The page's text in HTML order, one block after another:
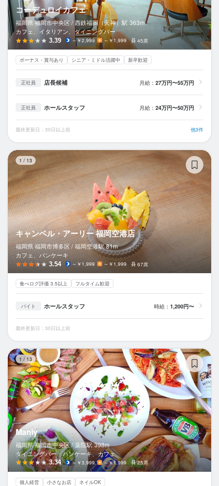
コーデュロイカフェ
福岡県 福岡市中央区 / 西鉄福岡（天神） 駅 363m
カフェ、イタリアン、ダイニングバー
3.39 ～￥2,999 ～￥1,999 45席
ボーナス・賞与あり シニア・ミドル活躍中 新卒歓迎
正社員 店長候補 月給： 27万円〜55万円
正社員 ホールスタッフ 月給： 24万円〜50万円
最終更新日：30日以上前 他3件
1 / 13
キャンベル・アーリー 福岡空港店
福岡県 福岡市博多区 / 福岡空港駅 81m
カフェ、パンケーキ
3.54 ～￥1,999 ～￥1,999 67席
食べログ評価 3.5以上 フルタイム歓迎
バイト ホールスタッフ 時給： 1,200円〜
最終更新日：30日以上前
1 / 13
Manly
福岡県 福岡市中央区 / 薬院駅 398m
ダイニングバー、パンケーキ、カフェ
3.34 ～￥3,999 ～￥1,999 25席
個人経営 小さなお店 ネイルOK